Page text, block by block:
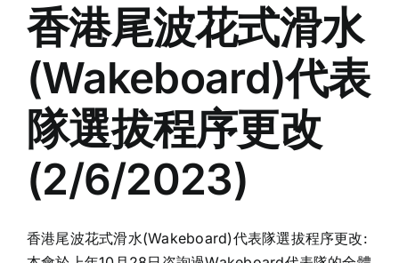
香港尾波花式滑水
(Wakeboard)代表
隊選拔程序更改
(2/6/2023)
香港尾波花式滑水(Wakeboard)代表隊選拔程序更改: